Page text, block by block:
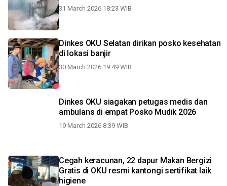
31 March 2026 18:23 WIB
Dinkes OKU Selatan dirikan posko kesehatan
di lokasi banjir
30 March 2026 19:49 WIB
Dinkes OKU siagakan petugas medis dan
ambulans di empat Posko Mudik 2026
19 March 2026 8:39 WIB
Cegah keracunan, 22 dapur Makan Bergizi
Gratis di OKU resmi kantongi sertifikat laik
higiene